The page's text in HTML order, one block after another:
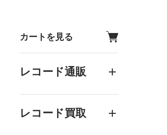
カートを見る
レコード通販
レコード買取